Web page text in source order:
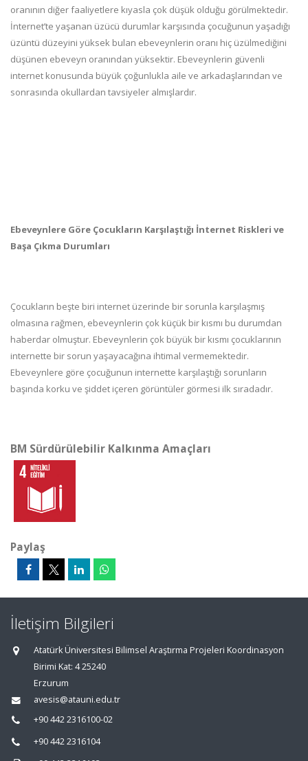
oranının diğer faaliyetlere kıyasla çok düşük olduğu görülmektedir.
İnternet’te yaşanan üzücü durumlar karşısında çocuğunun yaşadığı
üzüntü düzeyini yüksek bulan ebeveynlerin oranı hiç üzülmediğini
düşünen ebeveyn oranından yüksektir. Ebeveynlerin güvenli
internet konusunda büyük çoğunlukla aile ve arkadaşlarından ve
sonrasında okullardan tavsiyeler almışlardır.
Ebeveynlere Göre Çocukların Karşılaştığı İnternet Riskleri ve
Başa Çıkma Durumları
Çocukların beşte biri internet üzerinde bir sorunla karşılaşmış
olmasına rağmen, ebeveynlerin çok küçük bir kısmı bu durumdan
haberdar olmuştur. Ebeveynlerin çok büyük bir kısmı çocuklarının
internette bir sorun yaşayacağına ihtimal vermemektedir.
Ebeveynlere göre çocuğunun internette karşılaştığı sorunların
başında korku ve şiddet içeren görüntüler görmesi ilk sıradadır.
BM Sürdürülebilir Kalkınma Amaçları
Paylaş
İletişim Bilgileri
Atatürk Üniversitesi Bilimsel Araştırma Projeleri Koordinasyon
Birimi Kat: 4 25240
Erzurum
avesis@atauni.edu.tr
+90 442 2316100-02
+90 442 2316104